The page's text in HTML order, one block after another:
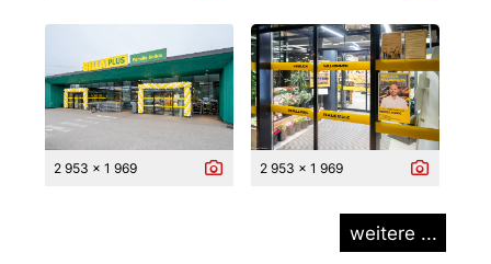
2 953 x 1 969 2 953 x 1 969
weitere ...